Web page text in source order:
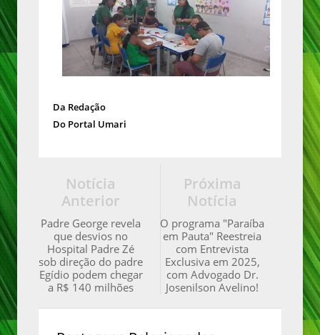
Da Redação
Do Portal Umari
Próxima
Notícia
O programa "Paraíba
em Pauta" Reestreia
com Entrevista
Exclusiva em 2025,
com Advogado Dr.
Josenilson Avelino!
Notícia
Anterior
Padre George revela
que desvios no
Hospital Padre Zé
sob direção do padre
Egídio podem chegar
a R$ 140 milhões